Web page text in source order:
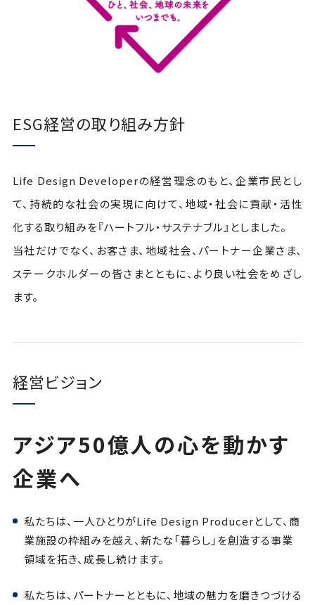
ESG経営の取り組み方針
Life Design Developerの経営理念のもと、企業市民とし
て、持続的な社会の実現に向けて、地域・社会に貢献・活性
化する取り組みを『ハートフル・サステナブル』としました。
当社だけでなく、お客さま、地域社会、パートナー企業さま、
ステークホルダーの皆さまとともに、より良い社会をめざし
ます。
経営ビジョン
アジア50億人の心を動かす
企業へ
私たちは、一人ひとりがLife Design Producerとして、 商
業施設の枠組みを越え、新たな「暮らし」を創造する事業
領域を拓き、成長し続けます。
私たちは、パートナーとともに、地域の魅力を磨きつづける